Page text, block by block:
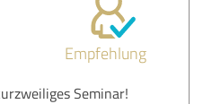
Empfehlung
Seminar!